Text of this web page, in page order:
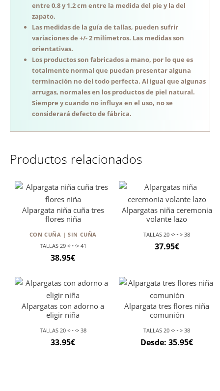
entre 0.8 y 1.2 cm entre la medida del pie y la del
zapato.
Las medidas de la guía de tallas, pueden sufrir
variaciones de +/- 2 milímetros. Las medidas son
orientativas.
Los productos son fabricados a mano, por lo que es
totalmente normal que puedan presentar alguna
terminación no del todo perfecta. Al igual que algunas
arrugas, normales en los productos de piel natural.
Siempre y cuando no influya en el uso, no se
considerará defecto de fábrica.
Productos relacionados
Alpargata niña cuña tres
flores niña
CON CUÑA | SIN CUÑA
TALLAS 29 <····> 41
38.95€
Alpargatas niña ceremonia
volante lazo
TALLAS 20 <····> 38
37.95€
Alpargatas con adorno a
eligir niña
TALLAS 20 <····> 38
33.95€
Alpargata tres flores niña
comunión
TALLAS 20 <····> 38
Desde:35.95€